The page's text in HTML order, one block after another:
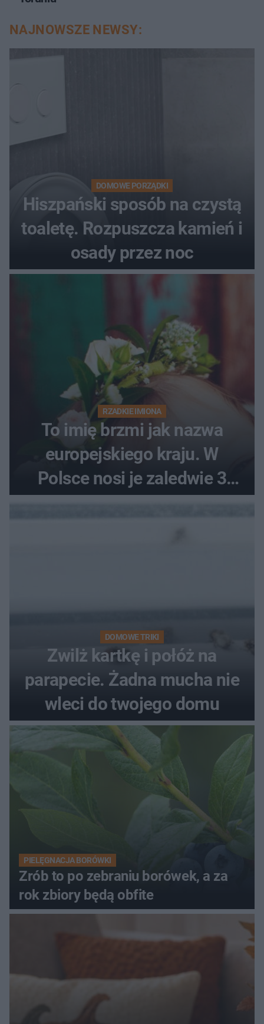
NAJNOWSZE NEWSY:
DOMOWE PORZĄDKI
Hiszpański sposób na czystą
toaletę. Rozpuszcza kamień i
osady przez noc
RZADKIE IMIONA
To imię brzmi jak nazwa
europejskiego kraju. W
Polsce nosi je zaledwie 3
DOMOWE TRIKI
Zwilż kartkę i połóż na
parapecie. Żadna mucha nie
wleci do twojego domu
PIELĘGNACJA BORÓWKI
Zrób to po zebraniu borówek, a za
rok zbiory będą obfite